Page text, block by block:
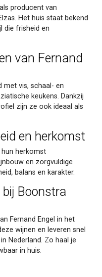
producent van
Het huis staat bekend
die frisheid en
van Fernand
met vis, schaal- en
keukens. Dankzij
zijn ze ook ideaal als
en herkomst
hun herkomst
en zorgvuldige
balans en karakter.
bij Boonstra
Fernand Engel in het
wijnen en leveren snel
Nederland. Zo haal je
in huis.